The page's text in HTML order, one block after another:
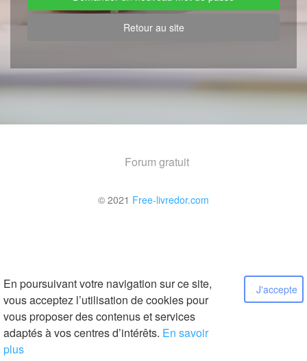
En poursuivant votre navigation sur ce site,
vous acceptez l’utilisation de cookies pour
vous proposer des contenus et services
adaptés à vos centres d’intérêts. En savoir
plus
J'accepte
Retour au site
Forum gratuit
© 2021 Free-livredor.com